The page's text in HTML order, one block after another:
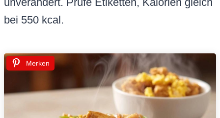
bei 550 kcal.
Merken